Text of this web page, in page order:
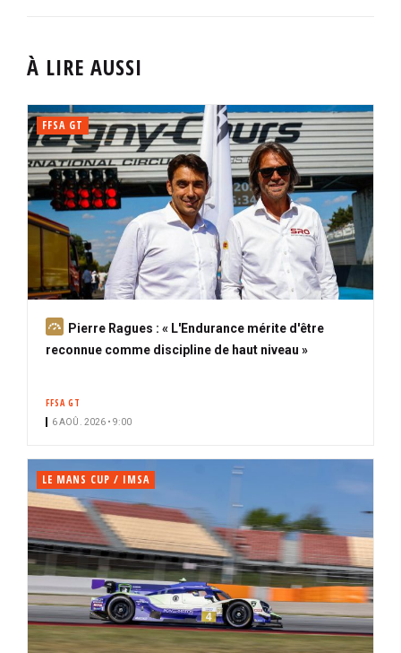
À LIRE AUSSI
FFSA GT
A
b
Pierre Ragues : « L'Endurance mérite d'être
reconnue comme discipline de haut niveau »
FFSA GT
6 AOÛ. 2026 • 9:00
LE MANS CUP / IMSA